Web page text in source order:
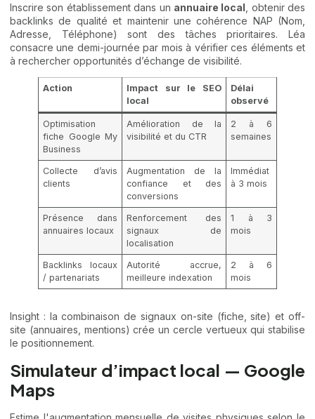
Inscrire son établissement dans un annuaire local , obtenir des
backlinks de qualité et maintenir une cohérence NAP (Nom,
Adresse, Téléphone) sont des tâches prioritaires. Léa
consacre une demi-journée par mois à vérifier ces éléments et
à rechercher opportunités d’échange de visibilité.
Action
Impact sur le SEO
local
Délai
observé
Optimisation
fiche Google My
Business
Amélioration de la
visibilité et du CTR
2 à 6
semaines
Collecte d’avis
clients
Augmentation de la
confiance et des
conversions
Immédiat
à 3 mois
Présence dans
annuaires locaux
Renforcement des
signaux de
localisation
1 à 3
mois
Backlinks locaux
/ partenariats
Autorité accrue,
meilleure indexation
2 à 6
mois
Insight : la combinaison de signaux on-site (fiche, site) et off-
site (annuaires, mentions) crée un cercle vertueux qui stabilise
le positionnement.
Simulateur d’impact local — Google
Maps